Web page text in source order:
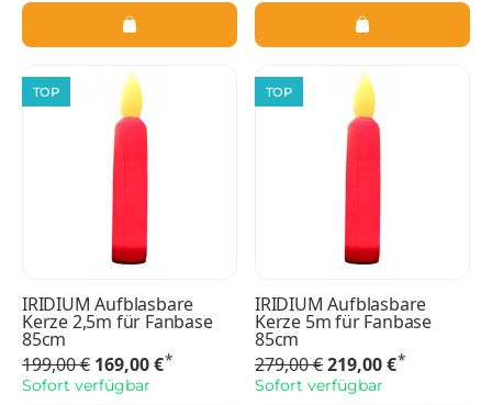
TOP
IRIDIUM Aufblasbare
Kerze 2,5m für Fanbase
85cm
199,00 € 169,00 €*
Sofort verfügbar
TOP
IRIDIUM Aufblasbare
Kerze 5m für Fanbase
85cm
279,00 €219,00 €*
Sofort verfügbar